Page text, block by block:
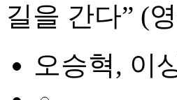
길을 간다” (
오승혁, 이